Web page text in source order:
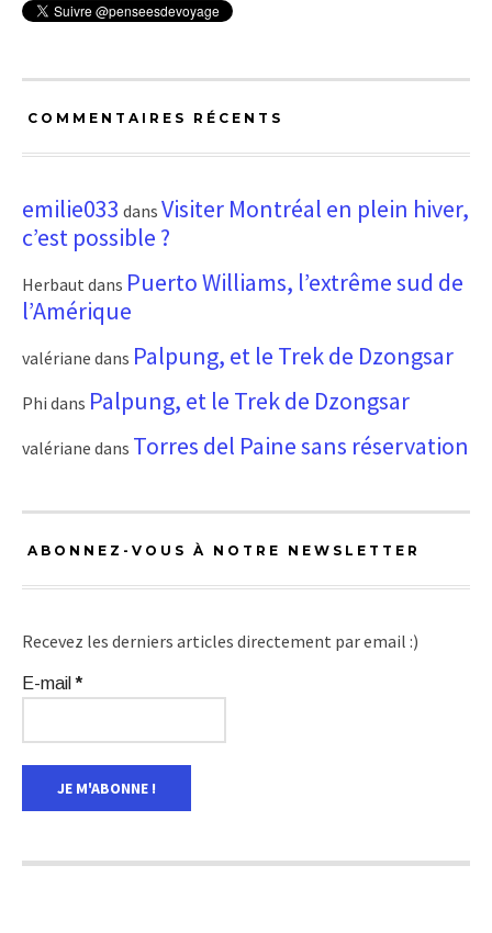
COMMENTAIRES RÉCENTS
emilie033 dans Visiter Montréal en plein hiver,
c’est possible ?
Herbaut dans Puerto Williams, l’extrême sud de
l’Amérique
valériane dans Palpung, et le Trek de Dzongsar
Phi dans Palpung, et le Trek de Dzongsar
valériane dans Torres del Paine sans réservation
ABONNEZ-VOUS À NOTRE NEWSLETTER
Recevez les derniers articles directement par email :)
E-mail*